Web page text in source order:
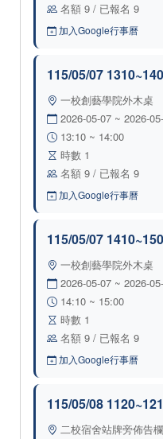
名額 9 / 已報名 9
加入Google行事曆
115/05/07
一校創藝學院外木桌
2026-05-07 ~ 2026-
13:10 ~ 14:00
時數 1
名額 9 / 已報名 9
加入Google行事曆
115/05/07
一校創藝學院外木桌
2026-05-07 ~ 2026-
14:10 ~ 15:00
時數 1
名額 9 / 已報名 9
加入Google行事曆
115/05/08
二校宿舍站牌旁佈告欄